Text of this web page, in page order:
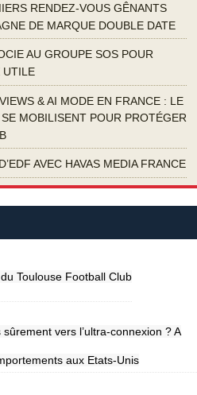
RENDEZ-VOUS GÊNANTS
DE MARQUE DOUBLE DATE
AU GROUPE SOS POUR
UTILE
& AI MODE EN FRANCE : LE
MOBILISENT POUR PROTÉGER
AVEC HAVAS MEDIA FRANCE
Toulouse Football Club
vers l’ultra-connexion ? A
aux Etats-Unis